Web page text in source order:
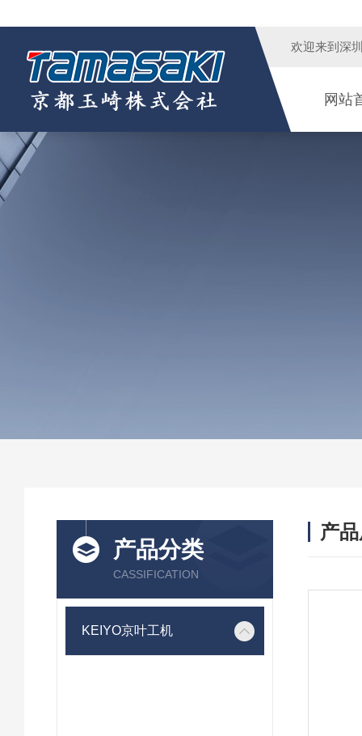
欢迎来到 深
网站
产品分类
CASSIFICATION
KEIYO京叶工机
产